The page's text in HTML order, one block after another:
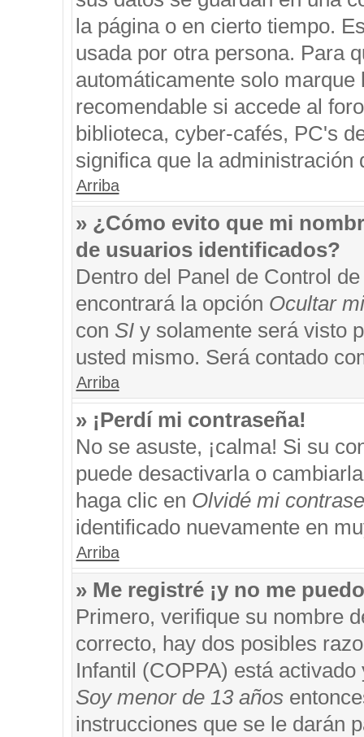
la página o en cierto tiempo.
usada por otra persona. Para
automáticamente solo
recomendable si accede al
biblioteca, cyber-cafés, PC's
significa que la administración
Arriba
» ¿Cómo evito que mi
de usuarios identificados?
Dentro del Panel de Control
encontrará la opción Ocultar
con SIy solamente será visto
usted mismo. Será contado
Arriba
» ¡Perdí mi contraseña!
No se asuste, ¡calma! Si su
puede desactivarla o
haga clic en Olvidé mi
identificado nuevamente en
Arriba
» Me registré ¡y no me
Primero, verifique su nombre
correcto, hay dos posibles
Infantil (COPPA) está
Soy menor de 13 años
instrucciones que se le darán